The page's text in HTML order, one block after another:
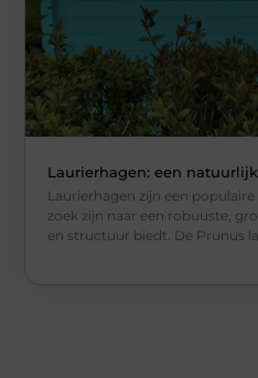
Laurierhagen: een
Laurierhagen zijn een
zoek zijn naar een robuuste,
en structuur biedt. De Prunus